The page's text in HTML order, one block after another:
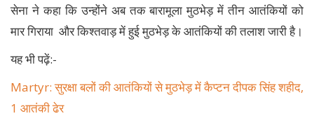
सेना ने कहा कि उन्होंने अब तक बारामूला मुठभेड़ में तीन आतंकियों को
मार गिराया और किश्तवाड़ में हुई मुठभेड़ के आतंकियों की तलाश जारी है।
यह भी पढ़ें:-
Martyr: सुरक्षा बलों की आतंकियों से मुठभेड़ में कैप्टन दीपक सिंह शहीद,
1 आतंकी ढेर